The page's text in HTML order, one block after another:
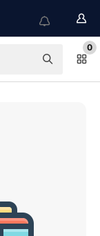
0